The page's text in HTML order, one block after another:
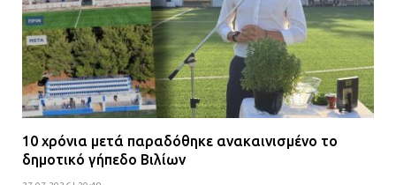
ανθρωποκτονίας στους δύο
αστυνομικούς
08.07.2026 | 22:30
Ομαδικός βιασμός 19χρονης στο
Α.Τ. Ομονοίας: Ο Εισαγγελέας
πρότεινε την αθώωση των
10 χρόνια μετά παραδόθηκε ανακαινισμένο το
δημοτικό γήπεδο Βιλίων